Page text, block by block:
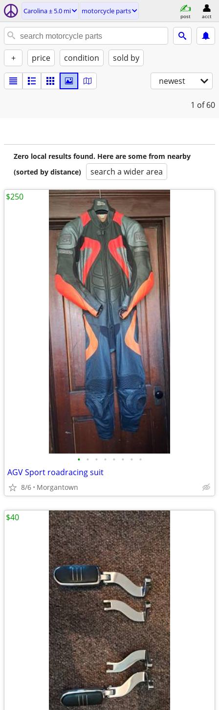
Carolina ± 5.0 mi motorcycle parts
post acct
+ price condition sold by
newest
1 of 60
Zero local results found. Here are some from nearby
(sorted by distance)
search a wider area
• • • • • • • •
AGV Sport roadracing suit
8/6 Morgantown
$250
$40